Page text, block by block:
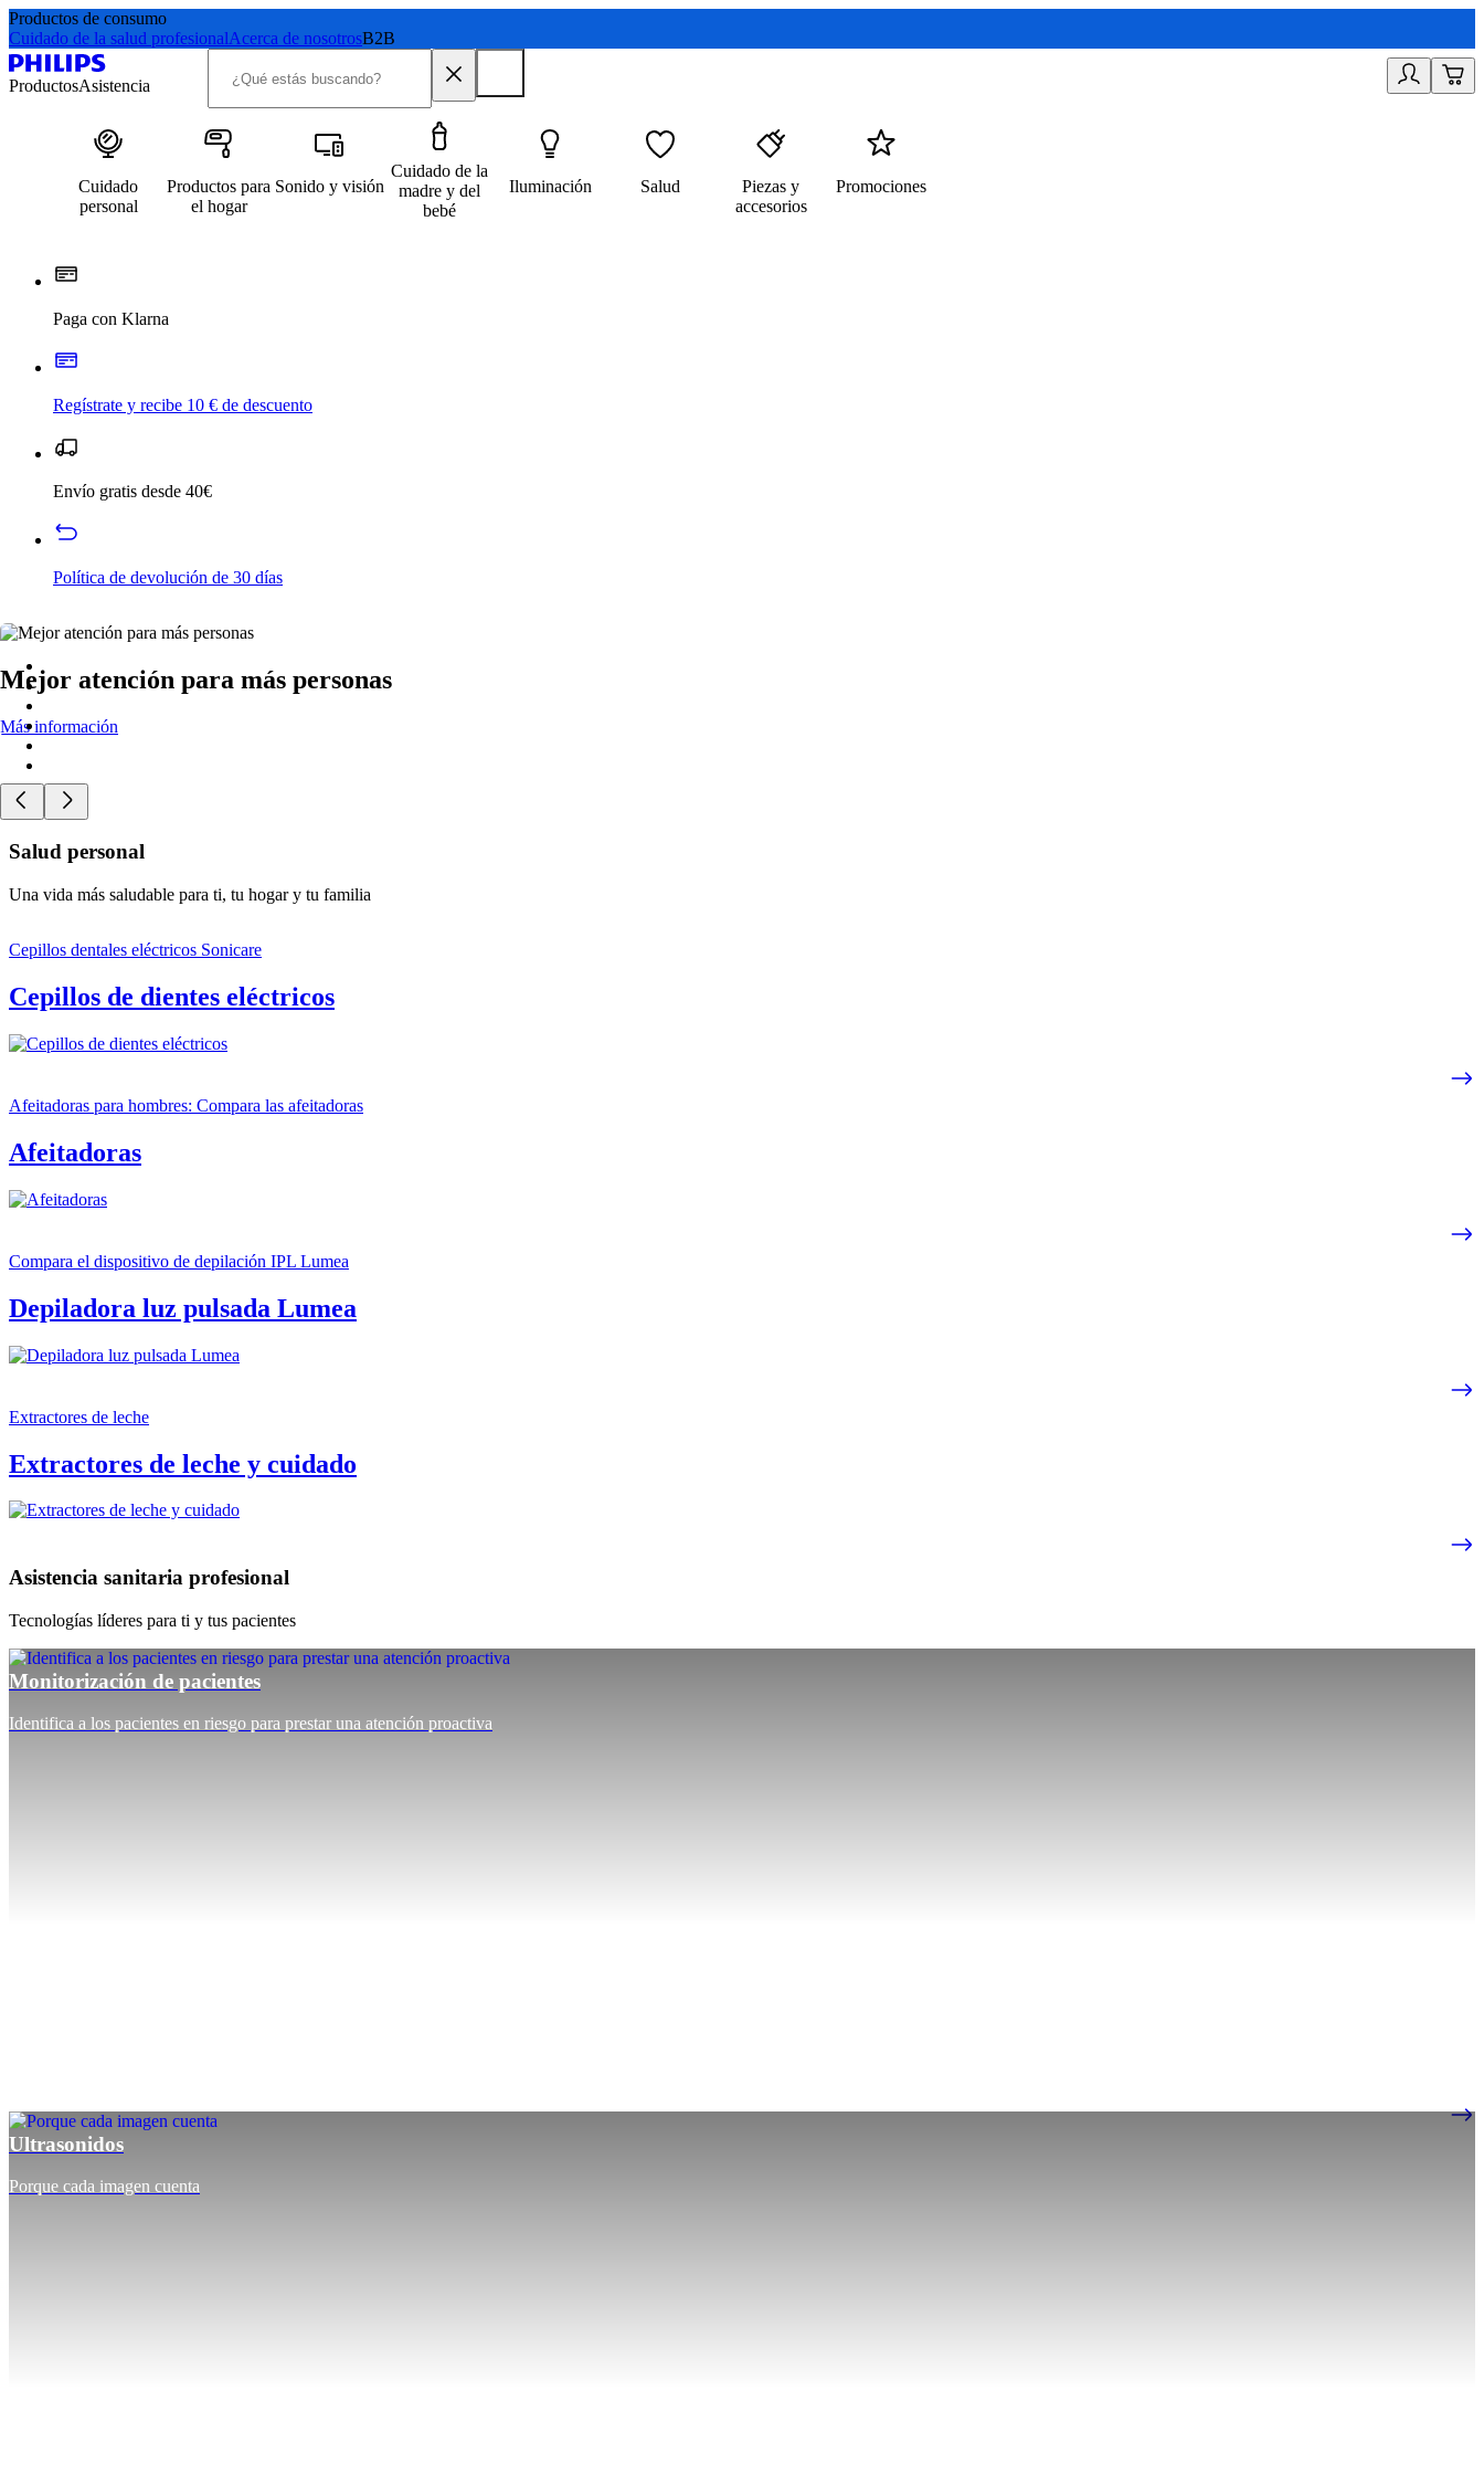
Productos de consumo
Cuidado de la salud profesionalAcerca de nosotrosB2B
ProductosAsistencia
Cuidado
personal
Productos para
el hogar
Sonido y visión
Cuidado de la
madre y del
bebé
Iluminación Salud
Piezas y
accesorios
Promociones
Paga con Klarna
Regístrate y recibe 10 € de descuento
Envío gratis desde 40€
Política de devolución de 30 días
Mejor atención para más personas
Más información
Salud personal
Una vida más saludable para ti, tu hogar y tu familia
Cepillos dentales eléctricos Sonicare
Cepillos de dientes eléctricos
Afeitadoras para hombres: Compara las afeitadoras
Afeitadoras
Compara el dispositivo de depilación IPL Lumea
Depiladora luz pulsada Lumea
Extractores de leche
Extractores de leche y cuidado
Asistencia sanitaria profesional
Tecnologías líderes para ti y tus pacientes
Monitorización de pacientes
Identifica a los pacientes en riesgo para prestar una atención proactiva
Ultrasonidos
Porque cada imagen cuenta